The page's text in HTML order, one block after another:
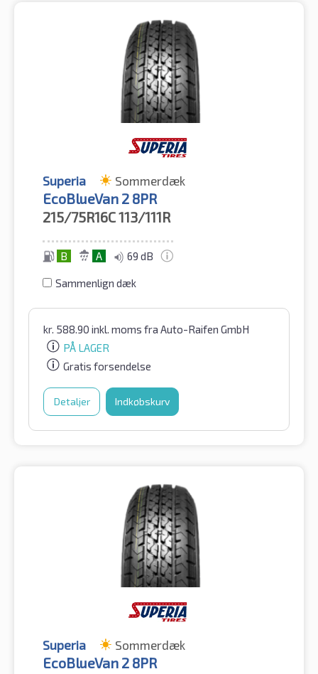
Superia Sommerdæk
EcoBlueVan 2 8PR
215/75R16C113/111R
B A 69 dB
Sammenlign dæk
kr. 588.90 inkl. moms fra Auto-Raifen GmbH
PÅ LAGER
Gratis forsendelse
Detaljer Indkøbskurv
Superia Sommerdæk
EcoBlueVan 2 8PR